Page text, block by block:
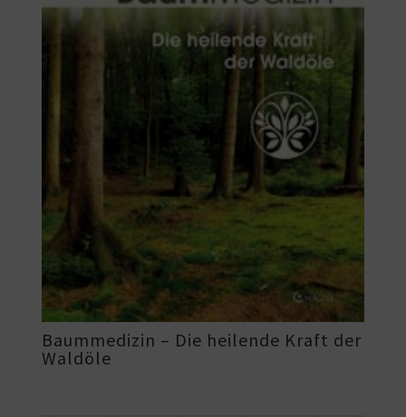
Baummedizin – Die heilende Kraft der
Waldöle